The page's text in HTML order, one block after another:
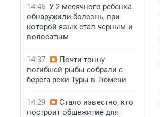
14:46 У 2-месячного ребенка
обнаружили болезнь, при
которой язык стал черным и
волосатым
14:37
Почти тонну
погибшей рыбы собрали с
берега реки Туры в Тюмени
14:29
Стало известно, кто
построит общежитие для